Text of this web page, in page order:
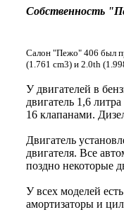
Собственность
Салон "Пежо" 406 был
(1.761 cm3) и 2.0th
У двигателей в
двигатель 1,6
16 клапанами.
Двигатель
двигателя. Все
поздно некоторые
У всех моделей
амортизаторы и